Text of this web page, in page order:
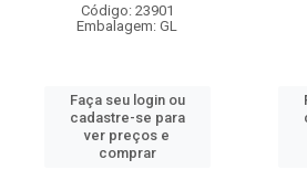
Código: 23901
Embalagem: GL
Faça seu login ou
cadastre-se para
ver preços e
comprar